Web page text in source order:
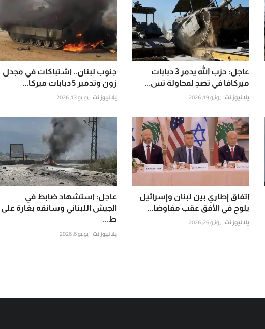
عاجل: حزب الله يدمر 3 دبابات
ميركافا في تصدٍ لمحاولة تس...
يلا نيوز نت يونيو 19, 2026
جنوب لبنان.. اشتباكات في مجدل
زون وتدمير 5 دبابات ميركا...
يلا نيوز نت يونيو 13, 2026
اتفاق إطاري بين لبنان وإسرائيل
يلوح في الأفق عقب مفاوضا...
يلا نيوز نت يونيو 26, 2026
عاجل: استشهاد ضابط في
الجيش اللبناني وسائقه بغارة على
ط...
يلا نيوز نت يونيو 6, 2026